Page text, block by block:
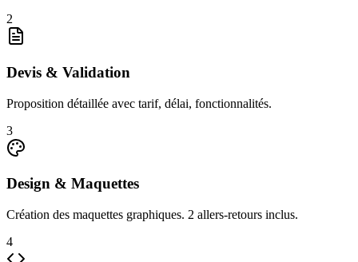
2
Devis & Validation
Proposition détaillée avec tarif, délai, fonctionnalités.
3
Design & Maquettes
Création des maquettes graphiques. 2 allers-retours inclus.
4